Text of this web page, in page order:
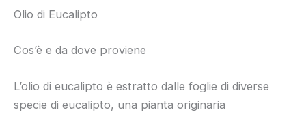
Olio di Eucalipto
Cos’è e da dove proviene
L’olio di eucalipto è estratto dalle foglie di diverse
specie di eucalipto, una pianta originaria